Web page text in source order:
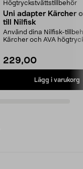
Högtryckstvättstillbehör
Uni adapter Kärcher
till Nilfisk
Använd dina Nilfisk-
Kärcher och AVA
229,00
Lägg i varukorg